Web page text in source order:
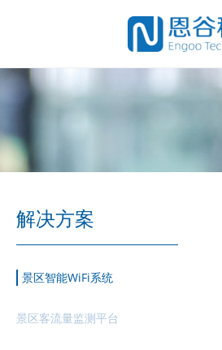
解决方案
景区智能WiFi系统
景区客流量监测平台